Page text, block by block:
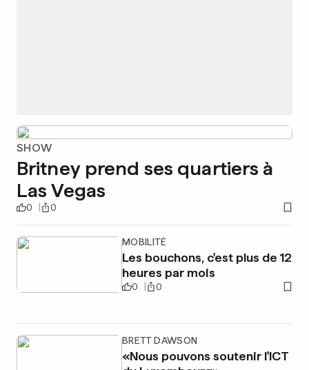
SHOW
Britney prend ses quartiers à
Las Vegas
0 0
MOBILITÉ
Les bouchons, c'est plus de 12
heures par mois
0 0
BRETT DAWSON
«Nous pouvons soutenir l'ICT